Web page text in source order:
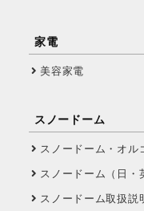
家電
美容家電
スノードーム
スノードーム・オル
スノードーム（日・
スノードーム取扱説